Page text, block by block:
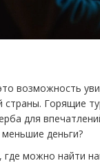
возможность
страны. Горящие
для
деньги?
можно найти